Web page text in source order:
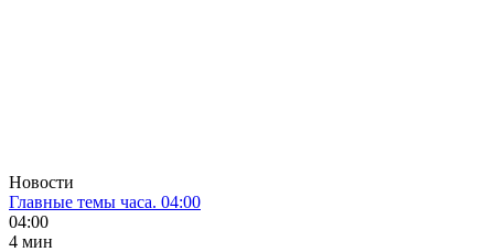
Новости
Главные темы часа. 04:00
04:00
4 мин